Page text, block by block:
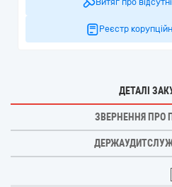
Витяг про
Реєстр
ДЕТАЛІ
ЗВЕРНЕННЯ ПРО